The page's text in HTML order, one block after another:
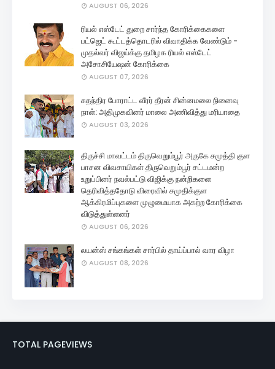
AUGUST 06, 2026
ரியல் எஸ்டேட் துறை சார்ந்த கோரிக்கைகளை
பட்ஜெட் கூட்டத்தொடரில் விவாதிக்க வேண்டும் -
முதல்வர் விஜய்க்கு தமிழக ரியல் எஸ்டேட்
அசோசியேஷன் கோரிக்கை
AUGUST 07, 2026
சுதந்திர போராட்ட வீரர் தீரன் சின்னமலை நினைவு
நாள்: அதிமுகவினர் மாலை அணிவித்து மரியாதை
AUGUST 03, 2026
திருச்சி மாவட்டம் திருவெறும்பூர் அருகே சமுத்தி குள
பாசன விவசாயிகள் திருவெறும்பூர் சட்டமன்ற
உறுப்பினர் நவல்பட்டு விஜிக்கு நன்றிகளை
தெரிவித்ததோடு விரைவில் சமுதிக்குள
ஆக்கிரமிப்புகளை முழுமையாக அகற்ற கோரிக்கை
விடுத்துள்ளனர்
AUGUST 06, 2026
லயன்ஸ் சங்கங்கள் சார்பில் தாய்ப்பால் வார விழா
AUGUST 08, 2026
TOTAL PAGEVIEWS